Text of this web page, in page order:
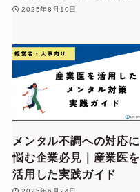
2025年8月10日
メンタル不調への対応に
悩む企業必見｜産業医を
活用した実践ガイド